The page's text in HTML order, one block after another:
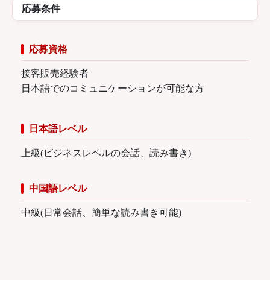
応募条件
応募資格
接客販売経験者
日本語でのコミュニケーションが可能な方
日本語レベル
上級(ビジネスレベルの会話、読み書き)
中国語レベル
中級(日常会話、簡単な読み書き可能)